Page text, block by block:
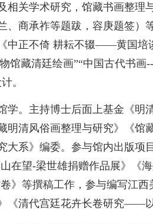
相关学术研究，馆藏书画整理
、商承祚等题跋，容庚题签
正不倚 耕耘不辍——黄国培
馆藏清廷绘画”“中国古代书
。
学。主持博士后面上基金《明
明清风俗画整理与研究》《
大系》编委。参与馆内出版项
在望-梁世雄捐赠作品展》《
》等撰稿工作，参与编写江西
《清代宫廷花卉长卷研究——